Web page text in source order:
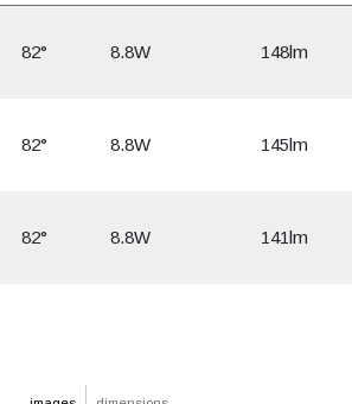
82° 8.8W 148lm
82° 8.8W 145lm
82° 8.8W 141lm